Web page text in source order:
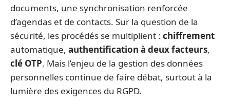
documents, une synchronisation renforcée
d’agendas et de contacts. Sur la question de la
sécurité, les procédés se multiplient : chiffrement
automatique, authentification à deux facteurs,
clé OTP. Mais l’enjeu de la gestion des données
personnelles continue de faire débat, surtout à la
lumière des exigences du RGPD.